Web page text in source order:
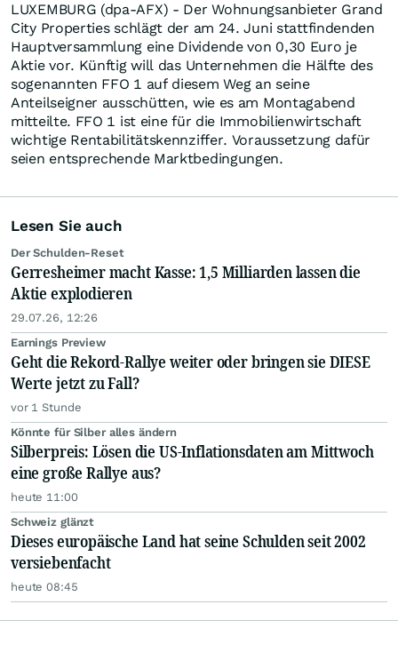
LUXEMBURG (dpa-AFX) - Der Wohnungsanbieter Grand
City Properties schlägt der am 24. Juni stattfindenden
Hauptversammlung eine Dividende von 0,30 Euro je
Aktie vor. Künftig will das Unternehmen die Hälfte des
sogenannten FFO 1 auf diesem Weg an seine
Anteilseigner ausschütten, wie es am Montagabend
mitteilte. FFO 1 ist eine für die Immobilienwirtschaft
wichtige Rentabilitätskennziffer. Voraussetzung dafür
seien entsprechende Marktbedingungen.
Lesen Sie auch
Der Schulden-Reset
Gerresheimer macht Kasse: 1,5 Milliarden lassen die
Aktie explodieren
29.07.26, 12:26
Earnings Preview
Geht die Rekord-Rallye weiter oder bringen sie DIESE
Werte jetzt zu Fall?
vor 1 Stunde
Könnte für Silber alles ändern
Silberpreis: Lösen die US-Inflationsdaten am Mittwoch
eine große Rallye aus?
heute 11:00
Schweiz glänzt
Dieses europäische Land hat seine Schulden seit 2002
versiebenfacht
heute 08:45